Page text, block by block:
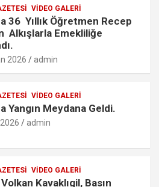
VIDEO GALERI
36 Yıllık Öğretmen Recep
Alkışlarla Emekliliğe
2026 admin
VIDEO GALERI
Yangın Meydana Geldi.
admin
VIDEO GALERI
Kavaklıgil, Basın